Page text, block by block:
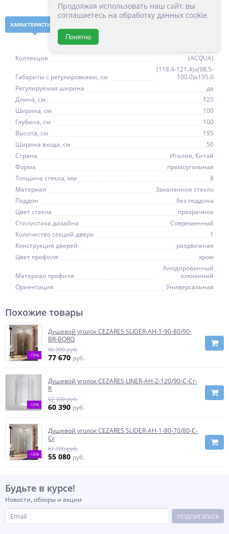
ХАРАКТЕРИСТИКИ
Коллекция
ИСТОЧНИК
(ACQUA)
Габариты с регулировками, см
(118.4-121.4)x(98.5-
100.0)x195.0
Регулируемая ширина
да
Длина, см
120
Ширина, см
100
Глубина, см
100
Высота, см
195
Ширина входа, см
50
Страна
Италия, Китай
Форма
прямоугольная
Толщина стекла, мм
8
Материал
Закаленное стекло
Поддон
без поддона
Цвет стекла
прозрачное
Стилистика дизайна
Современный
Количество секций двери
1
Конструкция дверей
раздвижная
Цвет профиля
хром
Материал профиля
Анодированный
алюминий
Ориентация
Универсальная
Похожие товары
-10%
Душевой уголок CEZARES SLIDER-AH-1-90-80/90-
BR-BORO
86 300 руб.
77 670 руб.
-10%
Душевой уголок CEZARES LINER-AH-2-120/90-C-Cr-
R
67 100 руб.
60 390 руб.
-10%
Душевой уголок CEZARES SLIDER-AH-1-80-70/80-C-
Cr
61 200 руб.
55 080 руб.
Будьте в курсе!
Новости, обзоры и акции
ПОДПИСАТЬСЯ
Продолжая использовать наш сайт, вы
соглашаетесь на обработку данных cookie.
Понятно